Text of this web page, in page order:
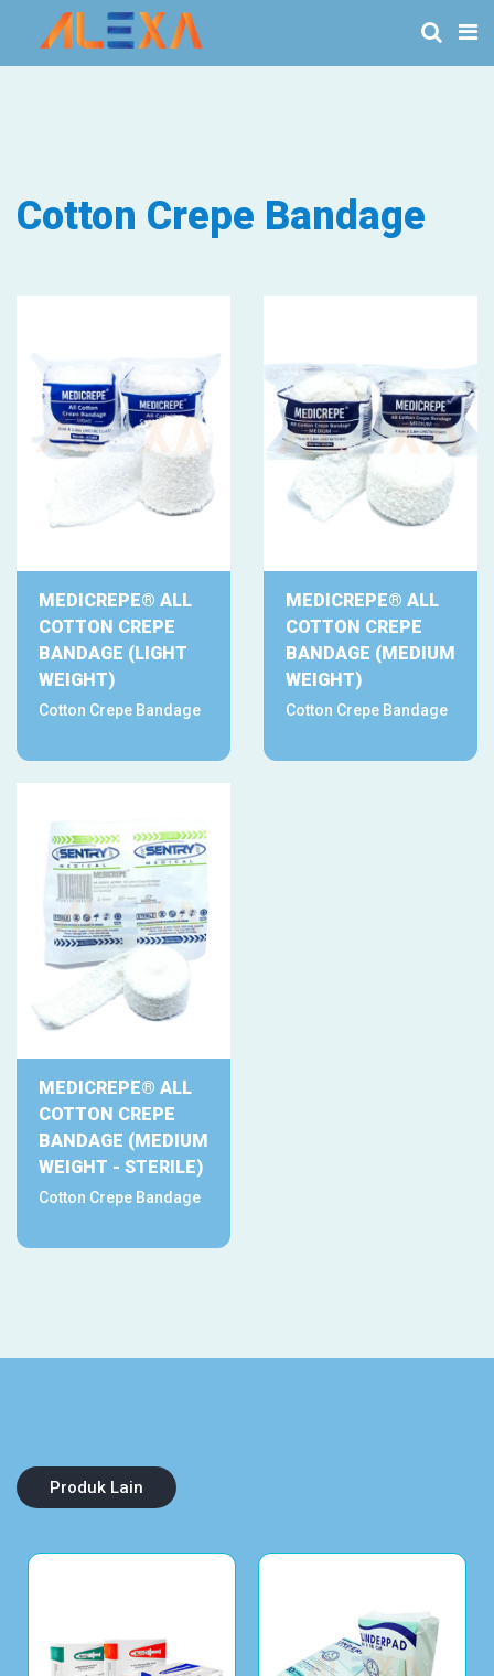
Cotton Crepe Bandage
MEDICREPE® ALL
COTTON CREPE
BANDAGE (LIGHT
WEIGHT)
Cotton Crepe Bandage
MEDICREPE® ALL
COTTON CREPE
BANDAGE (MEDIUM
WEIGHT)
Cotton Crepe Bandage
MEDICREPE® ALL
COTTON CREPE
BANDAGE (MEDIUM
WEIGHT - STERILE)
Cotton Crepe Bandage
Produk Lain